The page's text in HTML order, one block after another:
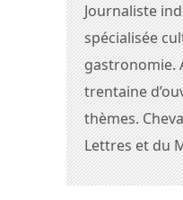
Journaliste
spécialisée
gastronomie.
trentaine
thèmes.
Lettres et du